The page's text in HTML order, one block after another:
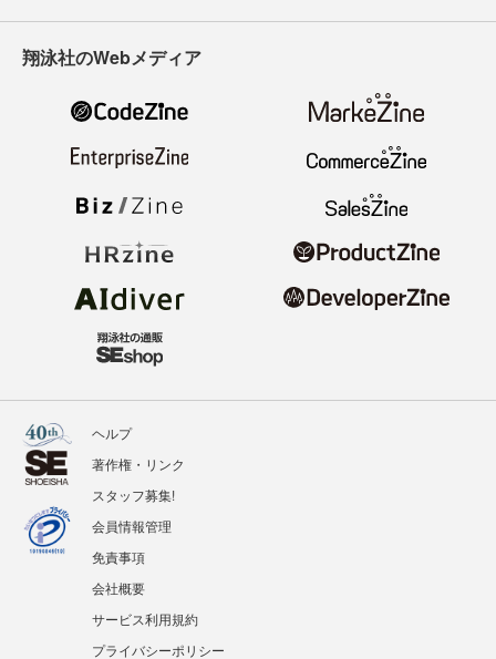
翔泳社のWebメディア
ヘルプ
著作権・リンク
スタッフ募集!
会員情報管理
免責事項
会社概要
サービス利用規約
プライバシーポリシー